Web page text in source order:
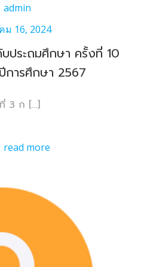
admin
ม 16, 2024
ประถมศึกษา ครั้งที่ 10
การศึกษา 2567
3 ก […]
read more